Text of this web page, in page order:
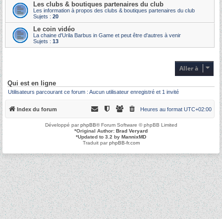
Les clubs & boutiques partenaires du club
Les information à propos des clubs & boutiques partenaires du club
Sujets : 20
Le coin vidéo
La chaine d'Urila Barbus in Game et peut être d'autres à venir
Sujets : 13
Aller à
Qui est en ligne
Utilisateurs parcourant ce forum : Aucun utilisateur enregistré et 1 invité
Index du forum Heures au format UTC+02:00
Développé parphpBB® Forum Software © phpBB Limited
*Original Author: Brad Veryard
*Updated to 3.2 by MannixMD
Traduit parphpBB-fr.com